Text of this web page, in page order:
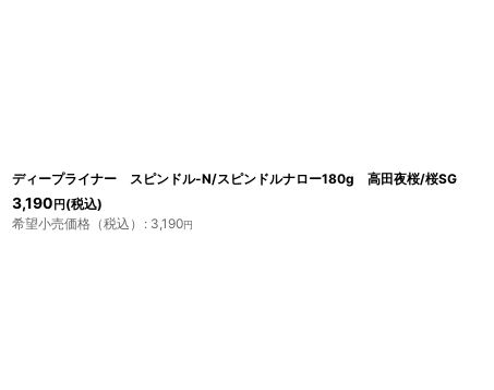
ディープライナー スピンドル-N/スピンドルナロー180g 高田夜桜/桜SG
3,190 円 (税込)
希望小売価格（税込） : 3,190円